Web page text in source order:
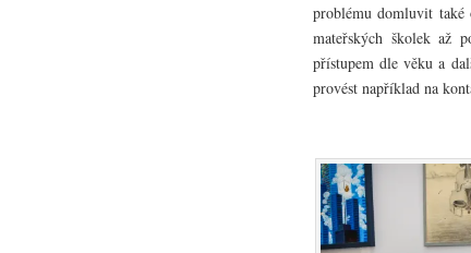
problému domluvit také
mateřských školek až
přístupem dle věku a
provést například na